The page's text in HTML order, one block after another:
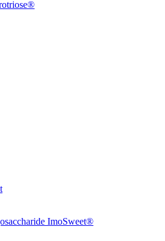
ImoSweet®